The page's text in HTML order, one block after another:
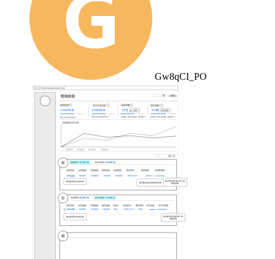
Gw8qCI_PO